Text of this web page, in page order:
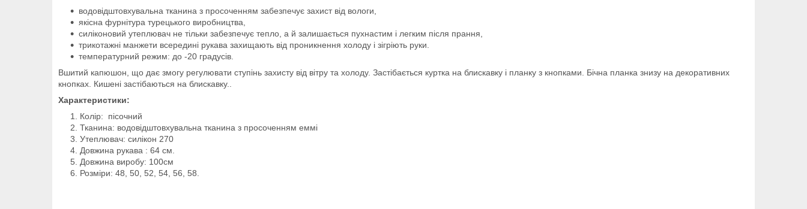
водовідштовхувальна тканина з просоченням забезпечує захист від вологи,
якісна фурнітура турецького виробництва,
силіконовий утеплювач не тільки забезпечує тепло, а й залишається пухнастим і легким після прання,
трикотажні манжети всередині рукава захищають від проникнення холоду і зігріють руки.
температурний режим: до -20 градусів.
Вшитий капюшон, що дає змогу регулювати ступінь захисту від вітру та холоду. Застібається куртка на блискавку і планку з кнопками. Бічна планка знизу на декоративних
кнопках. Кишені застібаються на блискавку..
Характеристики:
Колір: пісочний
Тканина: водовідштовхувальна тканина з просоченням еммі
Утеплювач: силікон 270
Довжина рукава : 64 см.
Довжина виробу: 100см
Розміри: 48, 50, 52, 54, 56, 58.